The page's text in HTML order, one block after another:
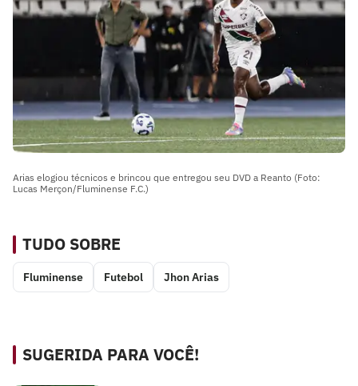
Arias elogiou técnicos e brincou que entregou seu DVD a Reanto (Foto:
Lucas Merçon/Fluminense F.C.)
TUDO SOBRE
Fluminense Futebol Jhon Arias
SUGERIDA PARA VOCÊ!